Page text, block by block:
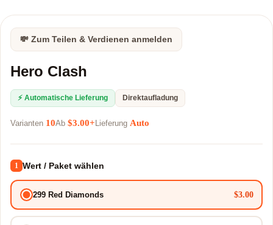
💸 Zum Teilen & Verdienen anmelden
Hero Clash
⚡ Automatische Lieferung Direktaufladung
Varianten 10Ab $3.00+ Lieferung Auto
1 Wert / Paket wählen
299 Red Diamonds $3.00